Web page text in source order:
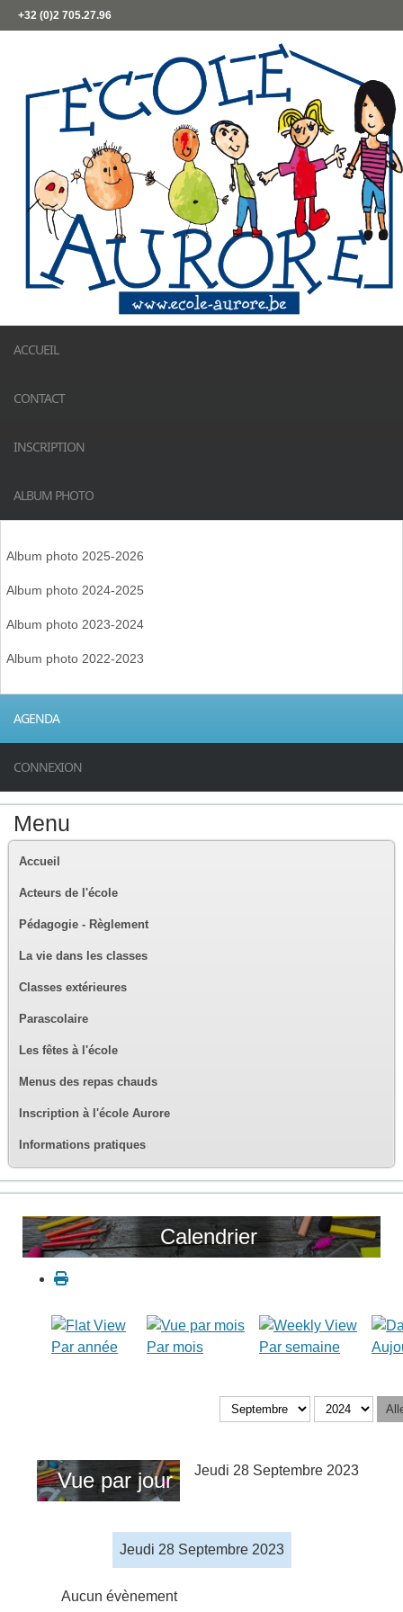
+32 (0)2 705.27.96
ACCUEIL
CONTACT
INSCRIPTION
ALBUM PHOTO
Album photo 2025-2026
Album photo 2024-2025
Album photo 2023-2024
Album photo 2022-2023
AGENDA
CONNEXION
Menu
Accueil
Acteurs de l'école
Pédagogie - Règlement
La vie dans les classes
Classes extérieures
Parascolaire
Les fêtes à l'école
Menus des repas chauds
Inscription à l'école Aurore
Informations pratiques
Calendrier
Par année Par mois Par semaine
Vue par jour Jeudi 28 Septembre 2023
Jeudi 28 Septembre 2023
Aucun évènement